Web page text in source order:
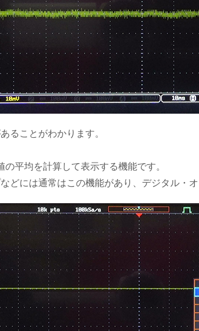
ることがわかります。
平均を計算して表示する機能です。
どには通常はこの機能があり、デジタル・